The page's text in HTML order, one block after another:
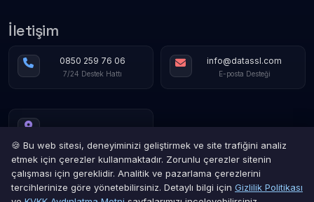
İletişim
0850 259 76 06
7/24 Destek Hattı
info@datassl.com
E-posta Desteği
🍪 Bu web sitesi, deneyiminizi geliştirmek ve site trafiğini analiz
etmek için çerezler kullanmaktadır. Zorunlu çerezler sitenin
çalışması için gereklidir. Analitik ve pazarlama çerezlerini
tercihlerinize göre yönetebilirsiniz. Detaylı bilgi için Gizlilik Politikası